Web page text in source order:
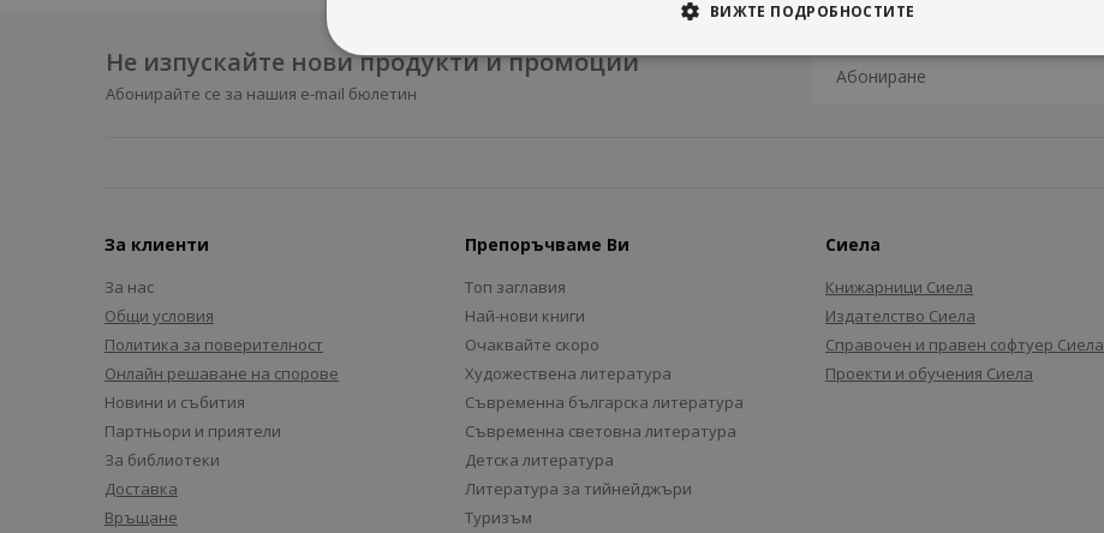
Не изпускайте нови продукти и промоции
Абонирайте се за нашия e-mail бюлетин
За клиенти
За нас
Общи условия
Политика за поверителност
Онлайн решаване на спорове
Новини и събития
Партньори и приятели
За библиотеки
Доставка
Връщане
Препоръчваме Ви
Топ заглавия
Най-нови книги
Очаквайте скоро
Художествена литература
Съвременна българска литература
Съвременна световна литература
Детска литература
Литература за тийнейджъри
Туризъм
Сиела
Книжарници Сиела
Издателство Сиела
Справочен и правен софтуер Сиела
Проекти и обучения Сиела
ВИЖТЕ ПОДРОБНОСТИТЕ